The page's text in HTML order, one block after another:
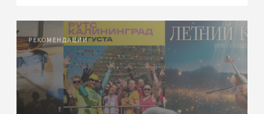
РЕКОМЕНДАЦИИ